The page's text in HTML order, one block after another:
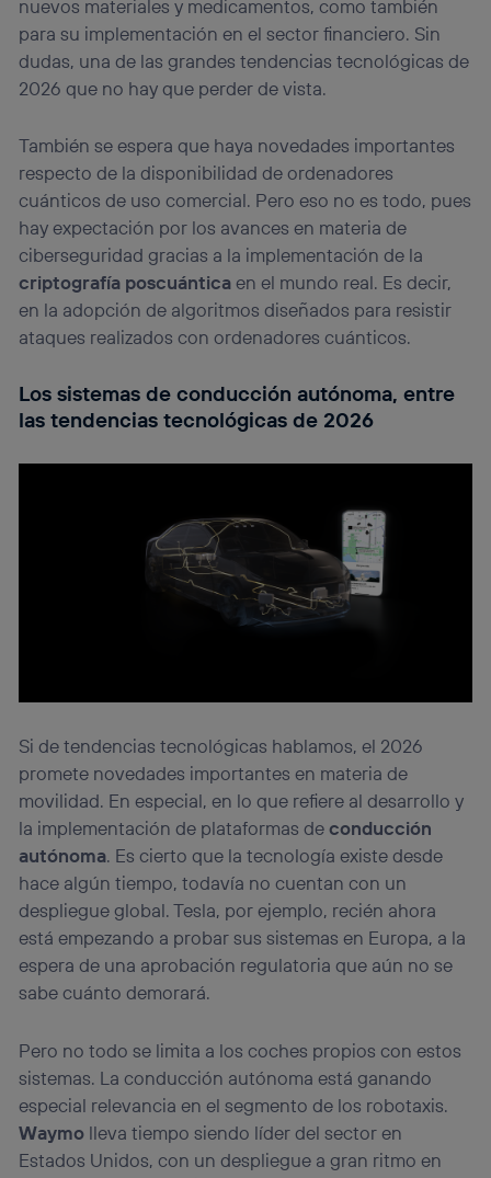
nuevos materiales y medicamentos, como también
para su implementación en el sector financiero. Sin
dudas, una de las grandes tendencias tecnológicas de
2026 que no hay que perder de vista.
También se espera que haya novedades importantes
respecto de la disponibilidad de ordenadores
cuánticos de uso comercial. Pero eso no es todo, pues
hay expectación por los avances en materia de
ciberseguridad gracias a la implementación de la
criptografía poscuánticaen el mundo real. Es decir,
en la adopción de algoritmos diseñados para resistir
ataques realizados con ordenadores cuánticos.
Los sistemas de conducción autónoma, entre
las tendencias tecnológicas de 2026
Si de tendencias tecnológicas hablamos, el 2026
promete novedades importantes en materia de
movilidad. En especial, en lo que refiere al desarrollo y
la implementación de plataformas deconducción
autónoma. Es cierto que la tecnología existe desde
hace algún tiempo, todavía no cuentan con un
despliegue global. Tesla, por ejemplo, recién ahora
está empezando a probar sus sistemas en Europa, a la
espera de una aprobación regulatoria que aún no se
sabe cuánto demorará.
Pero no todo se limita a los coches propios con estos
sistemas. La conducción autónoma está ganando
especial relevancia en el segmento de los robotaxis.
Waymo lleva tiempo siendo líder del sector en
Estados Unidos, con un despliegue a gran ritmo en